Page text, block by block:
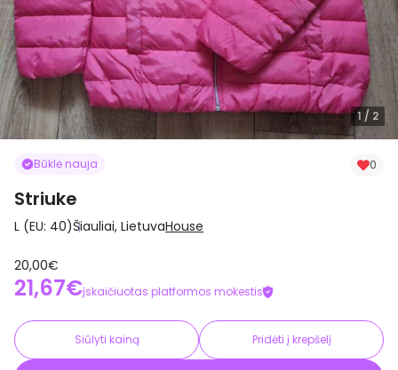
1 / 2
Būklė nauja 0
Striuke
L (EU: 40)Šiauliai, LietuvaHouse
20,00€
21,67€įskaičiuotas platformos mokestis
Siūlyti kainą Pridėti į krepšelį